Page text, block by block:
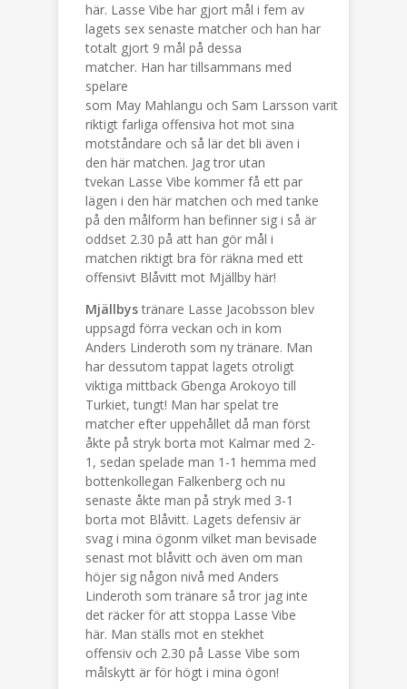
här. Lasse Vibe har gjort mål i fem av
lagets sex senaste matcher och han har
totalt gjort 9 mål på dessa
matcher. Han har tillsammans med
spelare
som May Mahlangu och Sam Larsson varit
riktigt farliga offensiva hot mot sina
motståndare och så lär det bli även i
den här matchen. Jag tror utan
tvekan Lasse Vibe kommer få ett par
lägen i den här matchen och med tanke
på den målform han befinner sig i så är
oddset 2.30 på att han gör mål i
matchen riktigt bra för räkna med ett
offensivt Blåvitt mot Mjällby här!
Mjällbystränare Lasse Jacobsson blev
uppsagd förra veckan och in kom
Anders Linderoth som ny tränare. Man
har dessutom tappat lagets otroligt
viktiga mittback Gbenga Arokoyo till
Turkiet, tungt! Man har spelat tre
matcher efter uppehållet då man först
åkte på stryk borta mot Kalmar med 2-
1, sedan spelade man 1-1 hemma med
bottenkollegan Falkenberg och nu
senaste åkte man på stryk med 3-1
borta mot Blåvitt. Lagets defensiv är
svag i mina ögonm vilket man bevisade
senast mot blåvitt och även om man
höjer sig någon nivå med Anders
Linderoth som tränare så tror jag inte
det räcker för att stoppa Lasse Vibe
här. Man ställs mot en stekhet
offensiv och 2.30 på Lasse Vibe som
målskytt är för högt i mina ögon!